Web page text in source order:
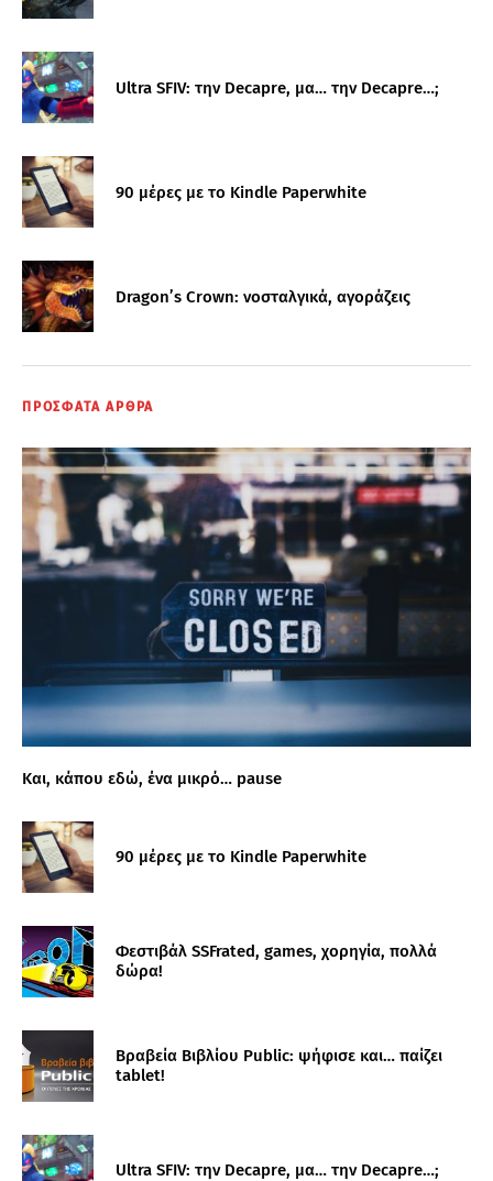
Ultra SFIV: την Decapre, μα… την Decapre…;
90 μέρες με το Kindle Paperwhite
Dragon’s Crown: νοσταλγικά, αγοράζεις
ΠΡΟΣΦΑΤΑ ΑΡΘΡΑ
Και, κάπου εδώ, ένα μικρό… pause
90 μέρες με το Kindle Paperwhite
Φεστιβάλ SSFrated, games, χορηγία, πολλά
δώρα!
Βραβεία Βιβλίου Public: ψήφισε και… παίζει
tablet!
Ultra SFIV: την Decapre, μα… την Decapre…;